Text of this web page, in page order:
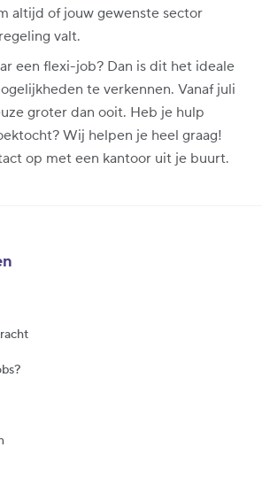
altijd of jouw gewenste sector
valt.
een flexi-job? Dan is dit het ideale
te verkennen. Vanaf juli
groter dan ooit. Heb je hulp
Wij helpen je heel graag!
op met een kantoor uit je buurt.